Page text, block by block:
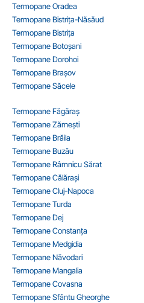
Termopane Oradea
Termopane Bistrița-Năsăud
Termopane Bistrița
Termopane Botoșani
Termopane Dorohoi
Termopane Brașov
Termopane Săcele
Termopane Făgăraș
Termopane Zărnești
Termopane Brăila
Termopane Buzău
Termopane Râmnicu Sărat
Termopane Călărași
Termopane Cluj-Napoca
Termopane Turda
Termopane Dej
Termopane Constanța
Termopane Medgidia
Termopane Năvodari
Termopane Mangalia
Termopane Covasna
Termopane Sfântu Gheorghe